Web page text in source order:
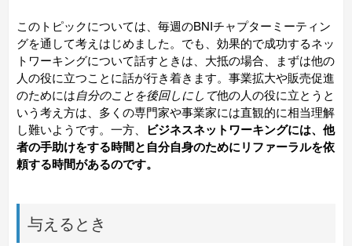
このトピックについては、毎週のBNIチャプターミーティン
グを通して考えはじめました。でも、効果的で成功するネッ
トワーキングについて話すときは、大抵の場合、まずは他の
人の役に立つことに話が行き着きます。事業拡大や販売促進
のためには自分のことを後回しにして他の人の役に立とうと
いう考え方は、多くの専門家や事業家には直観的に相当理解
し難いようです。一方、 ビジネスネットワーキングには、他
者の手助けをする時間と自分自身のためにリファーラルを依
頼する時間があるのです。
与えるとき